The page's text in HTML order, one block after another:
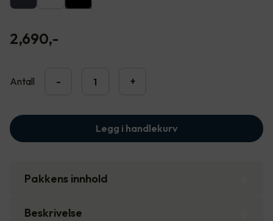
2,690,-
Antall - +
Legg i handlekurv
Pakkens innhold
Beskrivelse